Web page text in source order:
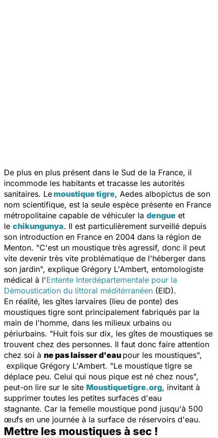
De plus en plus présent dans le Sud de la France, il
incommode les habitants et tracasse les autorités
sanitaires. Lemoustique tigre, Aedes albopictus de son
nom scientifique, est la seule espèce présente en France
métropolitaine capable de véhiculer la dengue et
le chikungunya. Il est particulièrement surveillé depuis
son introduction en France en 2004 dans la région de
Menton. "C'est un moustique très agressif, donc il peut
vite devenir très vite problématique de l'héberger dans
son jardin", explique Grégory L'Ambert, entomologiste
médical à l'Entente Interdépartementale pour la
Démoustication du littoral méditérranéen (EID).
En réalité, les gîtes larvaires (lieu de ponte) des
moustiques tigre sont principalement fabriqués par la
main de l'homme, dans les milieux urbains ou
périurbains. "Huit fois sur dix, les gîtes de moustiques se
trouvent chez des personnes. Il faut donc faire attention
chez soi à ne pas laisser d'eau pour les moustiques",
explique Grégory L'Ambert. "Le moustique tigre se
déplace peu. Celui qui nous pique est né chez nous",
peut-on lire sur le site Moustiquetigre.org, invitant à
supprimer toutes les petites surfaces d'eau
stagnante. Car la femelle moustique pond jusqu'à 500
œufs en une journée à la surface de réservoirs d'eau.
Mettre les moustiques à sec !